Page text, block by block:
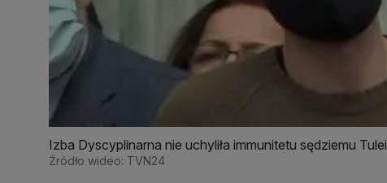
Izba Dyscyplinarna nie uchyliła immunitetu sędziemu Tulei
Źródło wideo: TVN24